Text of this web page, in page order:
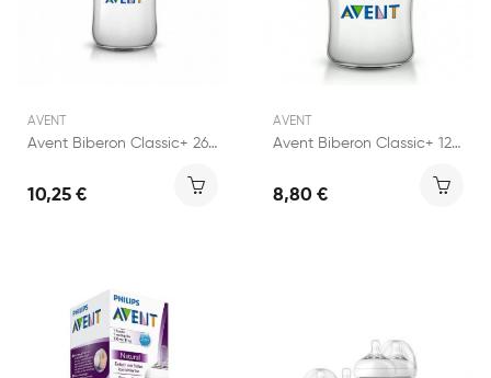
AVENT
Avent Biberon Classic+ 260ml
10,25 €
AVENT
Avent Biberon Classic+ 125ml
8,80 €